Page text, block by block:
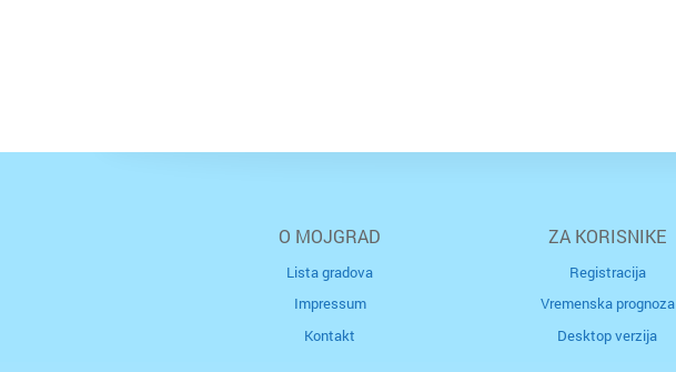
O MOJGRAD
Lista gradova
Impressum
Kontakt
ZA KORISNIKE
Registracija
Vremenska prognoza
Desktop verzija